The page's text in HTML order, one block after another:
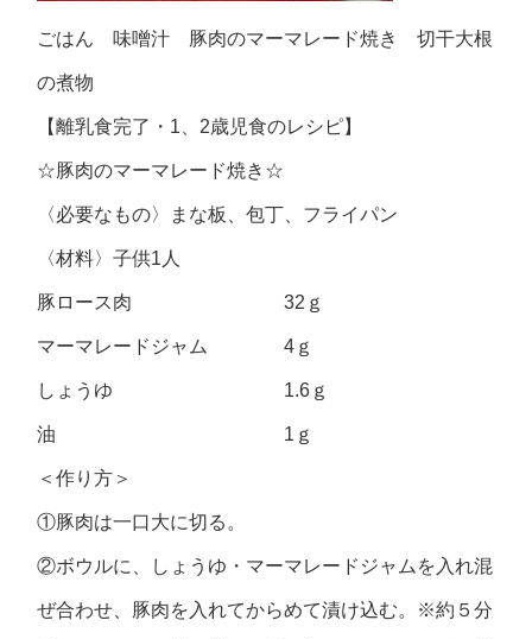
ごはん 味噌汁 豚肉のマーマレード焼き 切干大根
の煮物
【離乳食完了・1、2歳児食のレシピ】
☆豚肉のマーマレード焼き☆
〈必要なもの〉まな板、包丁、フライパン
〈材料〉子供1人
豚ロース肉 32ｇ
マーマレードジャム 4ｇ
しょうゆ 1.6ｇ
油 1ｇ
＜作り方＞
①豚肉は一口大に切る。
②ボウルに、しょうゆ・マーマレードジャムを入れ混
ぜ合わせ、豚肉を入れてからめて漬け込む。※約５分